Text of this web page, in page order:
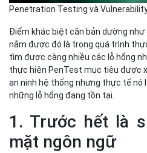
Penetration Testing và
Điểm khác biệt căn bản dường
nắm được đó là trong quá trình
tìm được càng nhiều các lỗ hổng
thực hiện PenTest mục tiêu được
an ninh hệ thống nhưng thực tế nó
những lỗ hổng đang tồn tại.
1. Trước hết là
mặt ngôn ngữ